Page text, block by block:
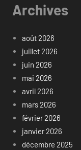
Archives
août 2026
juillet 2026
juin 2026
mai 2026
avril 2026
mars 2026
février 2026
janvier 2026
décembre 2025